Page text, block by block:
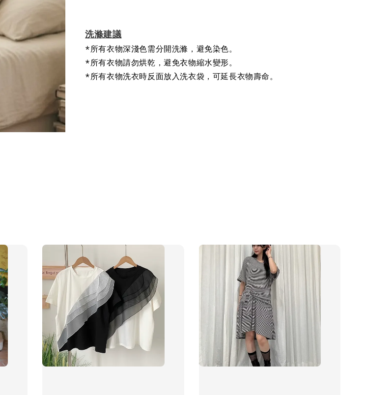
洗滌建議
*所有衣物深淺色需分開洗滌，避免染色。
*所有衣物請勿烘乾，避免衣物縮水變形。
*所有衣物洗衣時反面放入洗衣袋，可延長衣物壽命。